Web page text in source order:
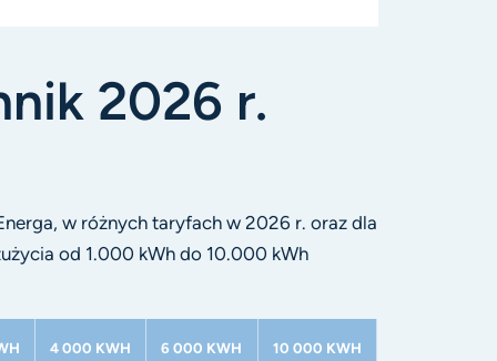
2026 r.
w różnych taryfach w 2026 r. oraz dla
od 1.000 kWh do 10.000 kWh
4 000 KWH
6 000 KWH
10 000 KWH